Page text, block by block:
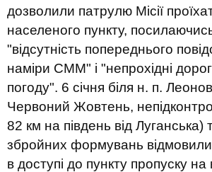
дозволили патрулю Місії
населеного пункту,
"відсутність попереднього
наміри СММ" і "непрохідні
погоду". 6 січня біля н. п.
Червоний Жовтень,
82 км на південь від Луганська)
збройних формувань відмовили
в доступі до пункту пропуску на